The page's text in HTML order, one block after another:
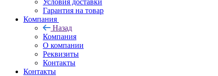
Условия доставки
Гарантия на товар
Компания
Назад
Компания
О компании
Реквизиты
Контакты
Контакты